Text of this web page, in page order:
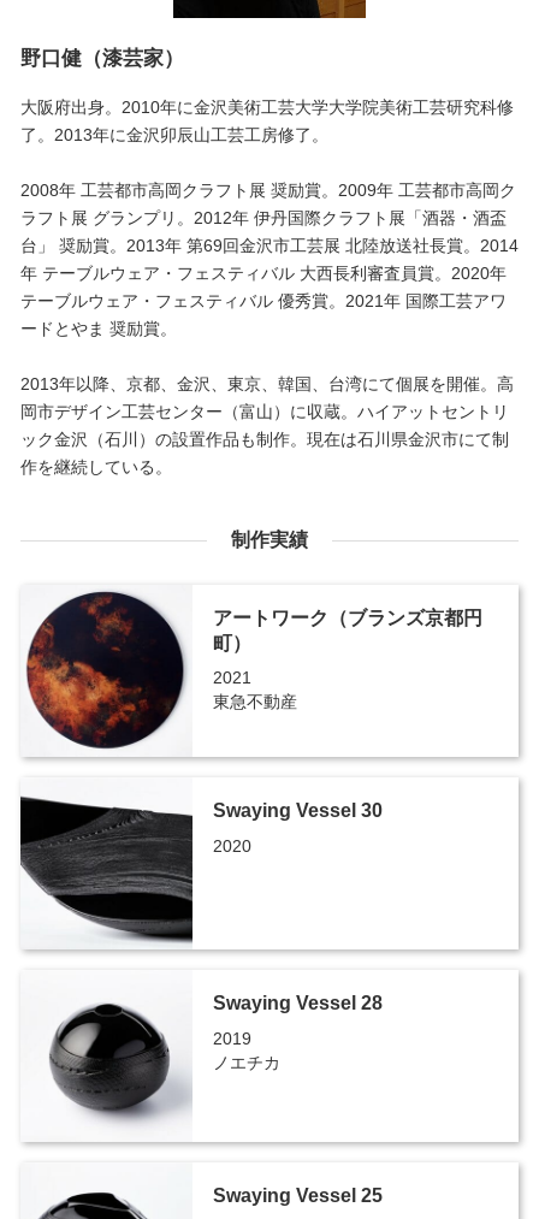
野口健（漆芸家）
大阪府出身。2010年に金沢美術工芸大学大学院美術工芸研究科修
了。2013年に金沢卯辰山工芸工房修了。
2008年 工芸都市高岡クラフト展 奨励賞。2009年 工芸都市高岡ク
ラフト展 グランプリ。2012年 伊丹国際クラフト展「酒器・酒盃
台」 奨励賞。2013年 第69回金沢市工芸展 北陸放送社長賞。2014
年 テーブルウェア・フェスティバル 大西長利審査員賞。2020年
テーブルウェア・フェスティバル 優秀賞。2021年 国際工芸アワ
ードとやま 奨励賞。
2013年以降、京都、金沢、東京、韓国、台湾にて個展を開催。高
岡市デザイン工芸センター（富山）に収蔵。ハイアットセントリ
ック金沢（石川）の設置作品も制作。現在は石川県金沢市にて制
作を継続している。
制作実績
アートワーク（ブランズ京都円
町）
2021
東急不動産
Swaying Vessel 30
2020
Swaying Vessel 28
2019
ノエチカ
Swaying Vessel 25